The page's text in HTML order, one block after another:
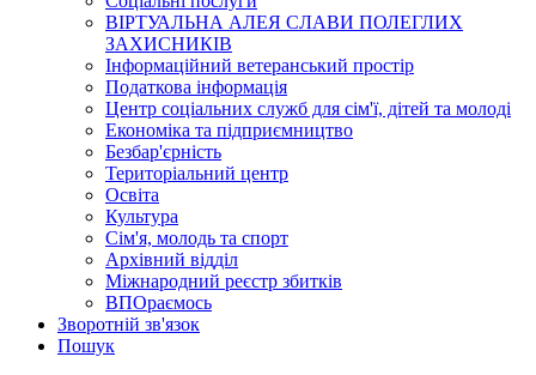
ВІРТУАЛЬНА АЛЕЯ СЛАВИ ПОЛЕГЛИХ
ЗАХИСНИКІВ
Інформаційний ветеранський простір
Податкова інформація
Центр соціальних служб для сім'ї, дітей та молоді
Економіка та підприємництво
Безбар'єрність
Територіальний центр
Освіта
Культура
Сім'я, молодь та спорт
Архівний відділ
Міжнародний реєстр збитків
ВПОраємось
Зворотній зв'язок
Пошук